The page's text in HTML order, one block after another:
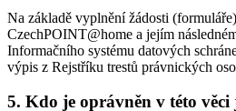
Na základě vyplnění žádosti
CzechPOINT@home a jejím
Informačního systému datových
výpis z Rejstříku trestů právnických
5. Kdo je oprávněn v této